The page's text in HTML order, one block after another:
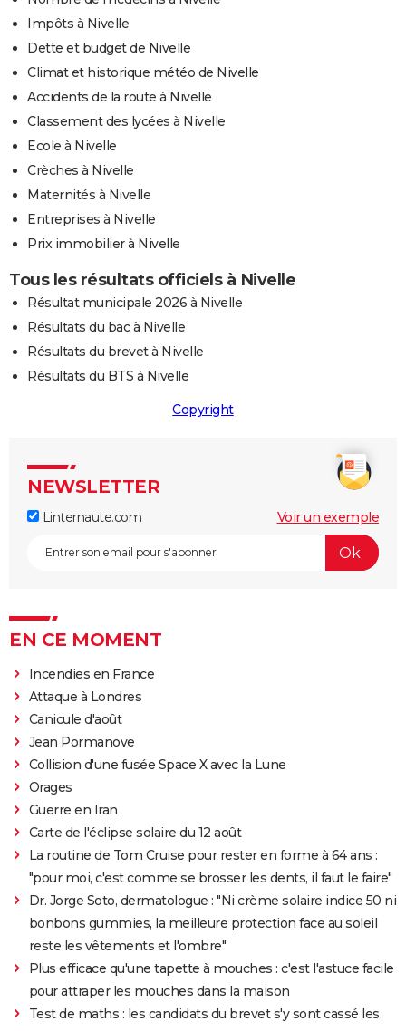
Impôts à Nivelle
Dette et budget de Nivelle
Climat et historique météo de Nivelle
Accidents de la route à Nivelle
Classement des lycées à Nivelle
Ecole à Nivelle
Crèches à Nivelle
Maternités à Nivelle
Entreprises à Nivelle
Prix immobilier à Nivelle
Tous les résultats officiels à Nivelle
Résultat municipale 2026 à Nivelle
Résultats du bac à Nivelle
Résultats du brevet à Nivelle
Résultats du BTS à Nivelle
Copyright
NEWSLETTER
Linternaute.com Voir un exemple
EN CE MOMENT
Incendies en France
Attaque à Londres
Canicule d'août
Jean Pormanove
Collision d'une fusée Space X avec la Lune
Orages
Guerre en Iran
Carte de l'éclipse solaire du 12 août
La routine de Tom Cruise pour rester en forme à 64 ans :
"pour moi, c'est comme se brosser les dents, il faut le faire"
Dr. Jorge Soto, dermatologue : "Ni crème solaire indice 50 ni
bonbons gummies, la meilleure protection face au soleil
reste les vêtements et l'ombre"
Plus efficace qu'une tapette à mouches : c'est l'astuce facile
pour attraper les mouches dans la maison
Test de maths : les candidats du brevet s'y sont cassé les